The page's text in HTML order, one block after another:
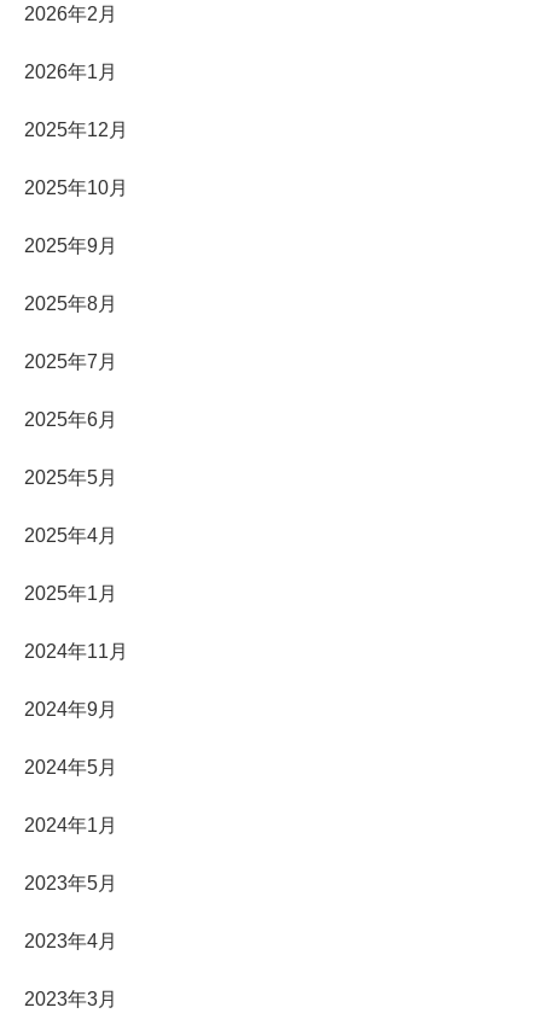
2026年2月
2026年1月
2025年12月
2025年10月
2025年9月
2025年8月
2025年7月
2025年6月
2025年5月
2025年4月
2025年1月
2024年11月
2024年9月
2024年5月
2024年1月
2023年5月
2023年4月
2023年3月